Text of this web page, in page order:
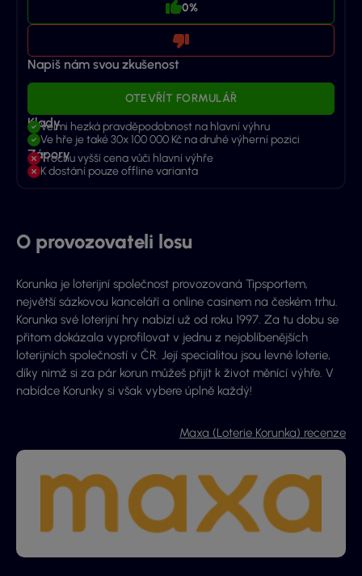
0%
Napiš nám svou zkušenost
OTEVŘÍT FORMULÁŘ
Klady
Velmi hezká pravděpodobnost na hlavní výhru
Ve hře je také 30x 100 000 Kč na druhé výherní pozici
Zápory
Trochu vyšší cena vůči hlavní výhře
K dostání pouze offline varianta
O provozovateli losu
Korunka je loterijní společnost provozovaná Tipsportem,
největší sázkovou kanceláří a online casinem na českém trhu.
Korunka své loterijní hry nabízí už od roku 1997. Za tu dobu se
přitom dokázala vyprofilovat v jednu z nejoblíbenějších
loterijních společností v ČR. Její specialitou jsou levné loterie,
díky nimž si za pár korun můžeš přijít k život měnící výhře. V
nabídce Korunky si však vybere úplně každý!
Maxa (Loterie Korunka) recenze